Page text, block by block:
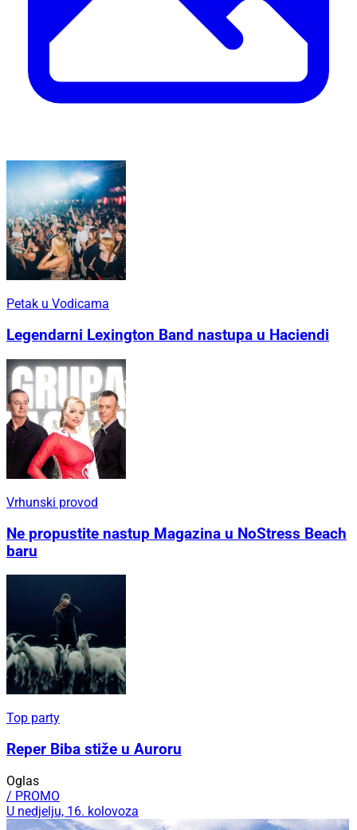
Petak u Vodicama
Legendarni Lexington Band nastupa u Haciendi
Vrhunski provod
Ne propustite nastup Magazina u NoStress Beach
baru
Top party
Reper Biba stiže u Auroru
Oglas
/ PROMO
U nedjelju, 16. kolovoza